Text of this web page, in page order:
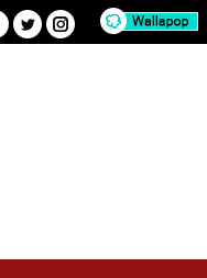
TwitterInstagram
TPV BLOG CONTACTO